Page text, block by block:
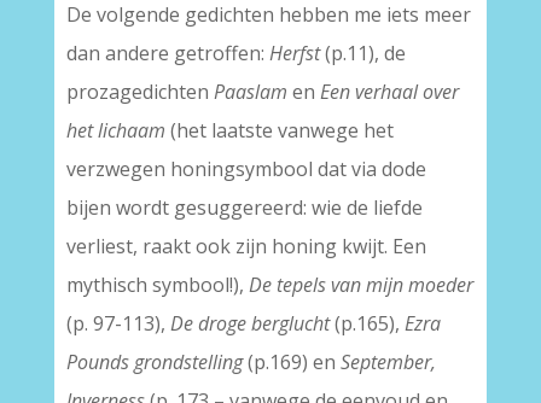
De volgende gedichten hebben me iets meer
dan andere getroffen: Herfst(p.11), de
prozagedichten Paaslam en Een verhaal over
het lichaam (het laatste vanwege het
verzwegen honingsymbool dat via dode
bijen wordt gesuggereerd: wie de liefde
verliest, raakt ook zijn honing kwijt. Een
mythisch symbool!), De tepels van mijn moeder
(p. 97-113), De droge berglucht(p.165), Ezra
Pounds grondstelling(p.169) en September,